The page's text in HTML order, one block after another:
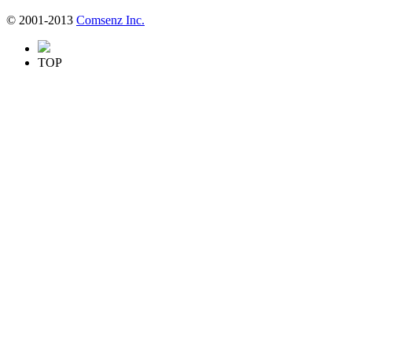
© 2001-2013 Comsenz Inc.
TOP